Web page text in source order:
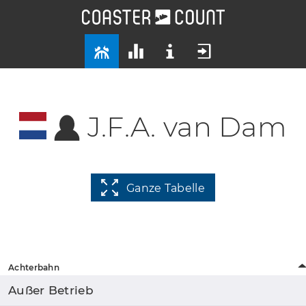
J.F.A. van Dam
Ganze Tabelle
Achterbahn
Außer Betrieb